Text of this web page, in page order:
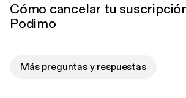
Cómo cancelar tu
Podimo
Más preguntas y respuestas